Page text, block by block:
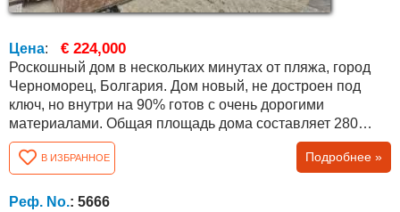
Цена: € 224,000
Роскошный дом в нескольких минутах от пляжа, город
Черноморец, Болгария. Дом новый, не достроен под
ключ, но внутри на 90% готов с очень дорогими
материалами. Общая площадь дома составляет 280
кв.м. двор 220 кв.м. Распределение выглядит
следующим образом: Первый этаж представляет собой
большую гостиную с гостиной, подсобное помещение
отдельно огромная ванная комната с туалетом и одна
В ИЗБРАННОЕ Подробнее »
Реф. No.: 5666